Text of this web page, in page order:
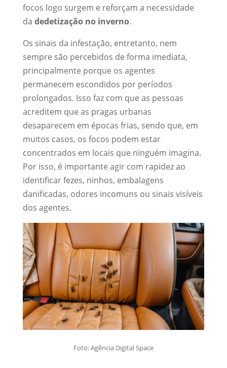
focos logo surgem e reforçam a necessidade
da dedetização no inverno.
Os sinais da infestação, entretanto, nem
sempre são percebidos de forma imediata,
principalmente porque os agentes
permanecem escondidos por períodos
prolongados. Isso faz com que as pessoas
acreditem que as pragas urbanas
desaparecem em épocas frias, sendo que, em
muitos casos, os focos podem estar
concentrados em locais que ninguém imagina.
Por isso, é importante agir com rapidez ao
identificar fezes, ninhos, embalagens
danificadas, odores incomuns ou sinais visíveis
dos agentes.
Foto: Agência Digital Space